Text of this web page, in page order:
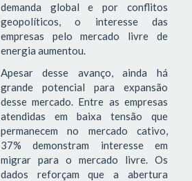
demanda global e por conflitos
geopolíticos, o interesse das
empresas pelo mercado livre de
energia aumentou.
Apesar desse avanço, ainda há
grande potencial para expansão
desse mercado. Entre as empresas
atendidas em baixa tensão que
permanecem no mercado cativo,
37% demonstram interesse em
migrar para o mercado livre. Os
dados reforçam que a abertura